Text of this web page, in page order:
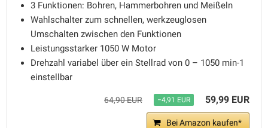
3 Funktionen: Bohren, Hammerbohren und Meißeln
Wahlschalter zum schnellen, werkzeuglosen
Umschalten zwischen den Funktionen
Leistungsstarker 1050 W Motor
Drehzahl variabel über ein Stellrad von 0 – 1050 min-1
einstellbar
64,90 EUR −4,91 EUR 59,99 EUR
Bei Amazon kaufen*